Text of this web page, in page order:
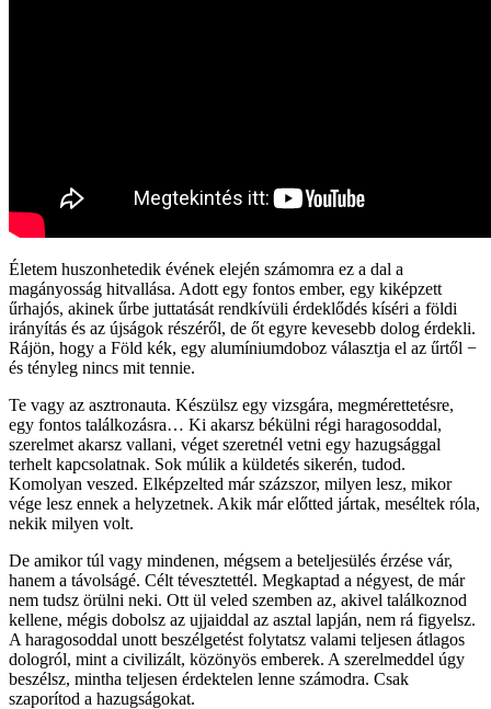
Életem huszonhetedik évének elején számomra ez a dal a
magányosság hitvallása. Adott egy fontos ember, egy kiképzett
űrhajós, akinek űrbe juttatását rendkívüli érdeklődés kíséri a földi
irányítás és az újságok részéről, de őt egyre kevesebb dolog érdekli.
Rájön, hogy a Föld kék, egy alumíniumdoboz választja el az űrtől −
és tényleg nincs mit tennie.
Te vagy az asztronauta. Készülsz egy vizsgára, megmérettetésre,
egy fontos találkozásra… Ki akarsz békülni régi haragosoddal,
szerelmet akarsz vallani, véget szeretnél vetni egy hazugsággal
terhelt kapcsolatnak. Sok múlik a küldetés sikerén, tudod.
Komolyan veszed. Elképzelted már százszor, milyen lesz, mikor
vége lesz ennek a helyzetnek. Akik már előtted jártak, meséltek róla,
nekik milyen volt.
De amikor túl vagy mindenen, mégsem a beteljesülés érzése vár,
hanem a távolságé. Célt tévesztettél. Megkaptad a négyest, de már
nem tudsz örülni neki. Ott ül veled szemben az, akivel találkoznod
kellene, mégis dobolsz az ujjaiddal az asztal lapján, nem rá figyelsz.
A haragosoddal unott beszélgetést folytatsz valami teljesen átlagos
dologról, mint a civilizált, közönyös emberek. A szerelmeddel úgy
beszélsz, mintha teljesen érdektelen lenne számodra. Csak
szaporítod a hazugságokat.